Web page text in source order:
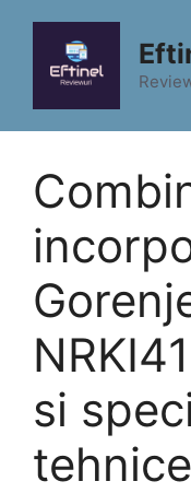
conținut
si
tehnice